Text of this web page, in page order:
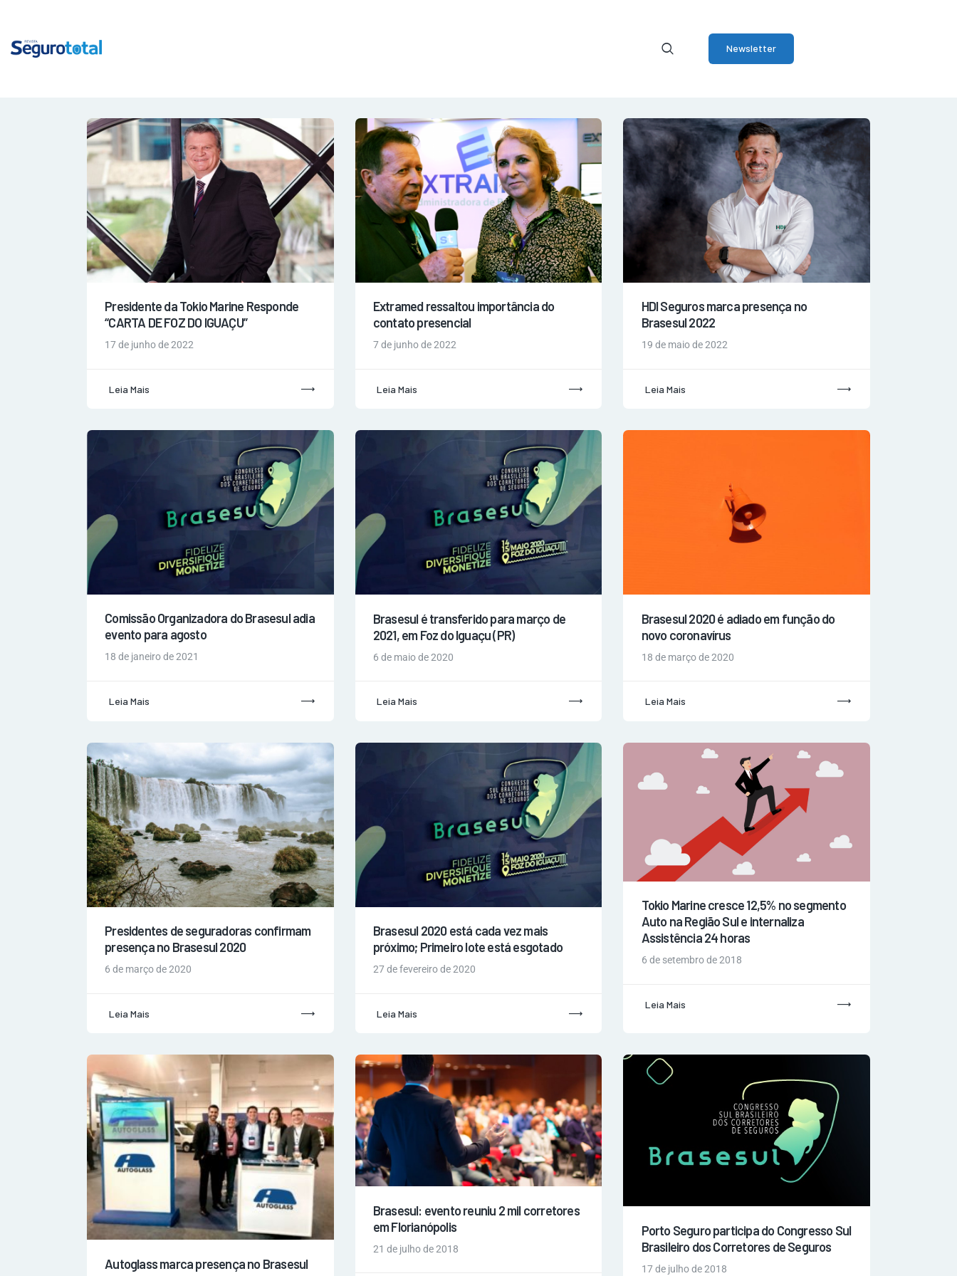
Newsletter
HOME
Presidente da Tokio Marine Responde
“CARTA DE FOZ DO IGUAÇU”
17 de junho de 2022
Leia Mais
Extramed ressaltou importância do
contato presencial
7 de junho de 2022
Leia Mais
HDI Seguros marca presença no
Brasesul 2022
19 de maio de 2022
Leia Mais
Comissão Organizadora do Brasesul adia
evento para agosto
18 de janeiro de 2021
Leia Mais
Brasesul é transferido para março de
2021, em Foz do Iguaçu (PR)
6 de maio de 2020
Leia Mais
Brasesul 2020 é adiado em função do
novo coronavírus
18 de março de 2020
Leia Mais
Presidentes de seguradoras confirmam
presença no Brasesul 2020
6 de março de 2020
Leia Mais
Brasesul 2020 está cada vez mais
próximo; Primeiro lote está esgotado
27 de fevereiro de 2020
Leia Mais
Tokio Marine cresce 12,5% no segmento
Auto na Região Sul e internaliza
Assistência 24 horas
6 de setembro de 2018
Leia Mais
Autoglass marca presença no Brasesul
Brasesul: evento reuniu 2 mil corretores
em Florianópolis
21 de julho de 2018
Porto Seguro participa do Congresso Sul
Brasileiro dos Corretores de Seguros
17 de julho de 2018